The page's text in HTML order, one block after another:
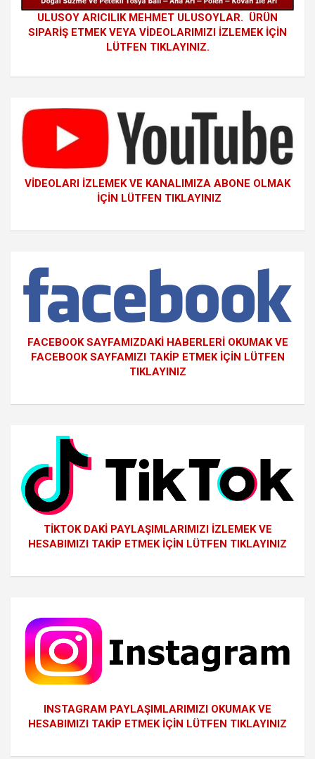
ULUSOY ARICILIK MEHMET ULUSOYLAR. ÜRÜN
SIPARİŞ ETMEK VEYA VİDEOLARIMIZI İZLEMEK İÇİN
LÜTFEN TIKLAYINIZ.
VİDEOLARI İZLEMEK VE KANALIMIZA ABONE OLMAK
İÇİN LÜTFEN TIKLAYINIZ
FACEBOOK SAYFAMIZDAKİ HABERLERİ OKUMAK VE
FACEBOOK SAYFAMIZI TAKİP ETMEK İÇİN LÜTFEN
TIKLAYINIZ
TİKTOK DAKİ PAYLAŞIMLARIMIZI İZLEMEK VE
HESABIMIZI TAKİP ETMEK İÇİN LÜTFEN TIKLAYINIZ
INSTAGRAM PAYLAŞIMLARIMIZI OKUMAK VE
HESABIMIZI TAKİP ETMEK İÇİN LÜTFEN TIKLAYINIZ